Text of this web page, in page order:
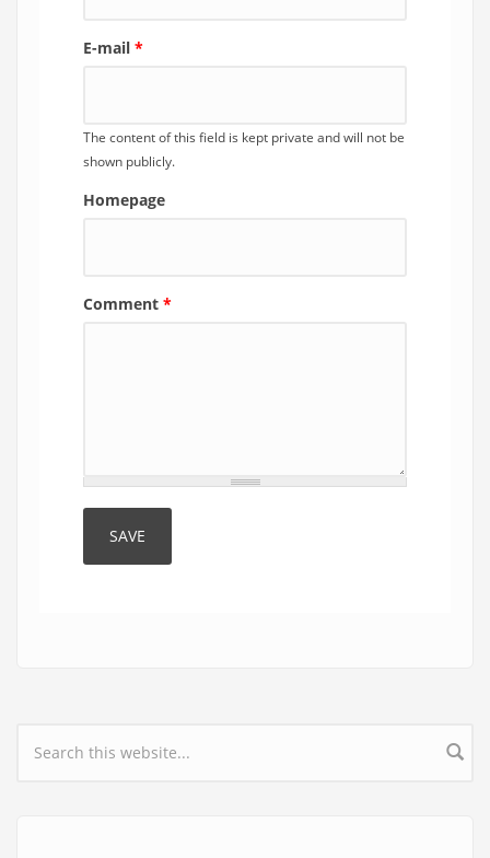
E-mail *
The content of this field is kept private and will not be
shown publicly.
Homepage
Comment *
Search form